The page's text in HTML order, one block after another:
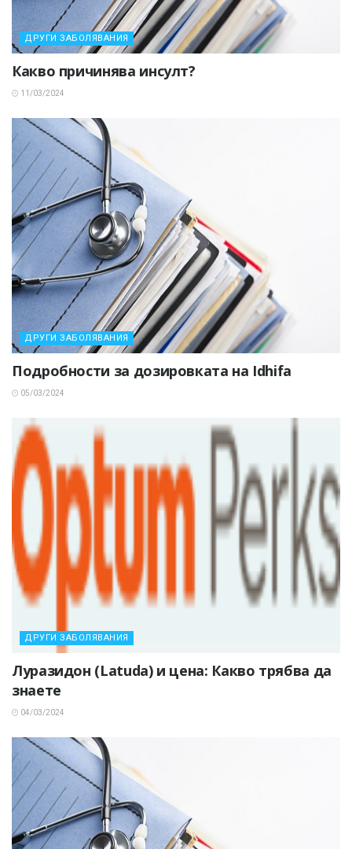
ДРУГИ ЗАБОЛЯВАНИЯ
Какво причинява инсулт?
11/03/2024
ДРУГИ ЗАБОЛЯВАНИЯ
Подробности за дозировката на Idhifa
05/03/2024
ДРУГИ ЗАБОЛЯВАНИЯ
Луразидон (Latuda) и цена: Какво трябва да
знаете
04/03/2024